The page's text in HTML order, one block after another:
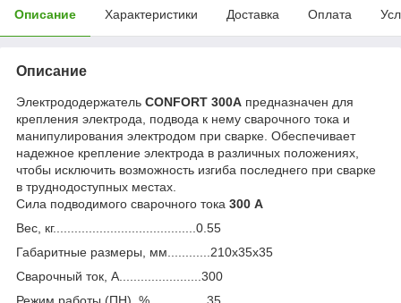
Описание Характеристики Доставка Оплата
Описание
Электрододержатель CONFORT 300А предназначен для
крепления электрода, подвода к нему сварочного тока и
манипулирования электродом при сварке. Обеспечивает
надежное крепление электрода в различных положениях,
чтобы исключить возможность изгиба последнего при сварке
в труднодоступных местах.
Сила подводимого сварочного тока 300 А
Вес, кг........................................0.55
Габаритные размеры, мм............210х35х35
Сварочный ток, А.......................300
Режим работы (ПН), %................35